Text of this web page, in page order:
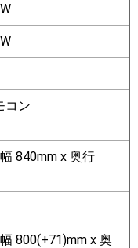
コン
840mm x 奥行
800(+71)mm x 奥